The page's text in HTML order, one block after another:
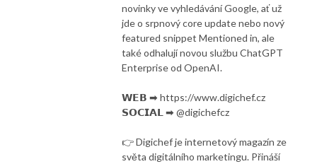
novinky ve vyhledávání Google, ať už
jde o srpnový core update nebo nový
featured snippet Mentioned in, ale
také odhalují novou službu ChatGPT
Enterprise od OpenAI.
𝗪𝗘𝗕 ➡ https://www.digichef.cz
𝗦𝗢𝗖𝗜𝗔𝗟 ➡ @digichefcz
👉 Digichef je internetový magazín ze
světa digitálního marketingu. Přináší